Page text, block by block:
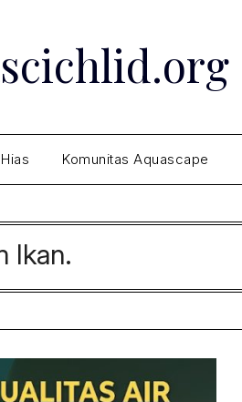
Komunitas Aquascape
Ikan.